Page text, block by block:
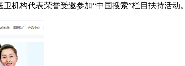
构代表荣誉受邀参加“中国搜索”栏目扶持活动。